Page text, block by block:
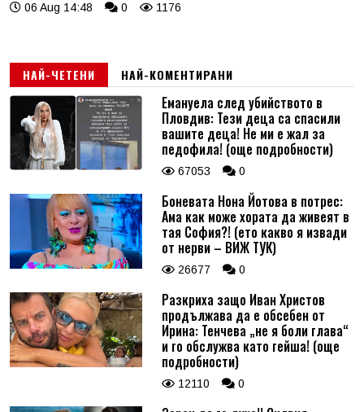
06 Aug 14:48 0 1176
НАЙ-ЧЕТЕНИ НАЙ-КОМЕНТИРАНИ
Емануела след убийството в
Пловдив: Тези деца са спасили
вашите деца! Не ми е жал за
педофила! (още подробности)
67053 0
Боневата Нона Йотова в потрес:
Ама как може хората да живеят в
тая София?! (ето какво я извади
от нерви – ВИЖ ТУК)
26677 0
Разкриха защо Иван Христов
продължава да е обсебен от
Ирина: Тенчева „не я боли глава“
и го обслужва като гейша! (още
подробности)
12110 0